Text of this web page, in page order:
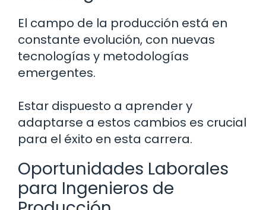
El campo de la producción está en
constante evolución, con nuevas
tecnologías y metodologías
emergentes.
Estar dispuesto a aprender y
adaptarse a estos cambios es crucial
para el éxito en esta carrera.
Oportunidades Laborales
para Ingenieros de